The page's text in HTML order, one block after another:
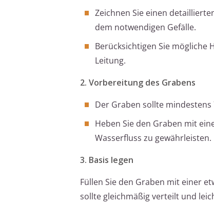
Zeichnen Sie einen
dem notwendigen Gefälle.
Berücksichtigen Sie mögliche
Leitung.
2. Vorbereitung des Grabens
Der Graben sollte
Heben Sie den Graben mit
Wasserfluss zu gewährleisten.
3. Basis legen
Füllen Sie den Graben mit einer
sollte gleichmäßig verteilt und